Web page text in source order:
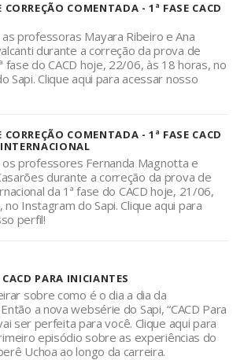
CORREÇÃO COMENTADA - 1ª FASE CACD
professoras Mayara Ribeiro e Ana
durante a correção da prova de
fase do CACD hoje, 22/06, às 18 horas, no
Sapi. Clique aqui para acessar nosso
CORREÇÃO COMENTADA - 1ª FASE CACD
os professores Fernanda Magnotta e
durante a correção da prova de
da 1ª fase do CACD hoje, 21/06,
no Instagram do Sapi. Clique aqui para
perfil!
CACD PARA INICIANTES
sobre como é o dia a dia da
a nova websérie do Sapi, “CACD Para
ser perfeita para você. Clique aqui para
episódio sobre as experiências do
Uchoa ao longo da carreira.